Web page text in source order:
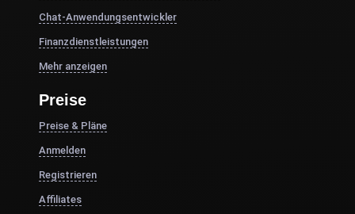
Chat-Anwendungsentwickler
Finanzdienstleistungen
Mehr anzeigen
Preise
Preise & Pläne
Anmelden
Registrieren
Affiliates